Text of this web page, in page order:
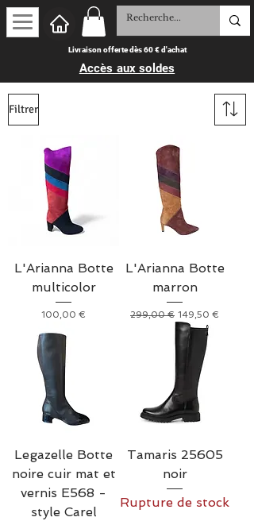
Livraison offerte dès 60 € d'achat
Accès aux soldes
Filtrer
L'Arianna Botte
multicolor
Prix
100,00 €
L'Arianna Botte
marron
Prix original
299,00 € Prix promotionnel
149,50 €
Legazelle Botte
noire cuir mat et
vernis E568 -
style Carel
Tamaris 25605
noir
Rupture de stock